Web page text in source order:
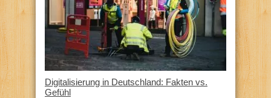
Digitalisierung in Deutschland: Fakten vs.
Gefühl